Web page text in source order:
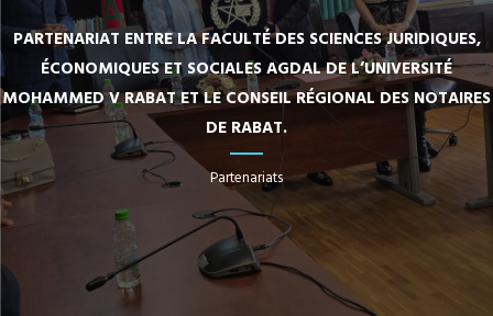
PARTENARIAT ENTRE LA FACULTÉ DES SCIENCES JURIDIQUES,
ÉCONOMIQUES ET SOCIALES AGDAL DE L’UNIVERSITÉ
MOHAMMED V RABAT ET LE CONSEIL RÉGIONAL DES NOTAIRES
DE RABAT.
Partenariats